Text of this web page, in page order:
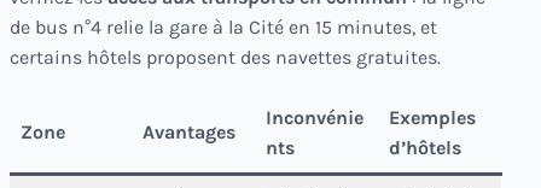
de bus n°4 relie la gare à la Cité en 15 minutes, et
certains hôtels proposent des navettes gratuites.
Zone Avantages
Inconvénie
nts
Exemples
d’hôtels